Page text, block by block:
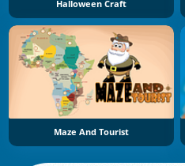
Halloween Craft
Maze And Tourist